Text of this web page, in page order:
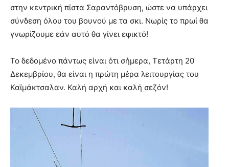
στην κεντρική πίστα Σαραντόβρυση, ώστε να υπάρχει
σύνδεση όλου του βουνού με τα σκι. Νωρίς το πρωί θα
γνωρίζουμε εάν αυτό θα γίνει εφικτό!
Το δεδομένο πάντως είναι ότι σήμερα, Τετάρτη 20
Δεκεμβρίου, θα είναι η πρώτη μέρα λειτουργίας του
Καϊμάκτσαλαν. Καλή αρχή και καλή σεζόν!